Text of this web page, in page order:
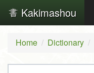
Kakimashou
Home Dictionary